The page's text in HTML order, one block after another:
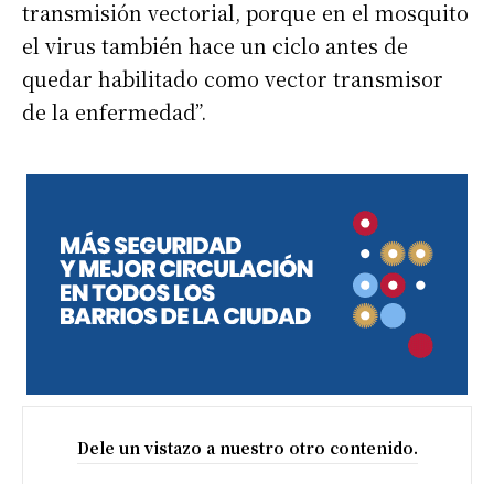
transmisión vectorial, porque en el mosquito
el virus también hace un ciclo antes de
quedar habilitado como vector transmisor
de la enfermedad”.
Dele un vistazo a nuestro otro contenido.